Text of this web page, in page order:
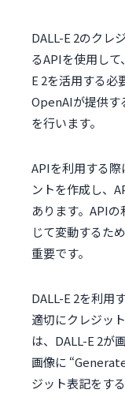
DALL-E 2のクレ
るAPIを使用し
E 2を活用する必
OpenAIが提供す
を行います。
APIを利用する
ントを作成し、
あります。API
じて変動するた
重要です。
DALL-E 2を利用
適切にクレジッ
は、DALL-E 2が
画像に
ジット表記をす